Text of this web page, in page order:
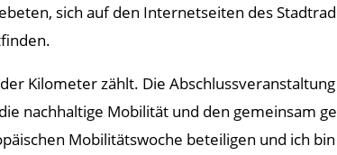
sich auf den Internetseiten des
Kilometer zählt. Die
nachhaltige Mobilität und den gemeinsam
Mobilitätswoche beteiligen und ich